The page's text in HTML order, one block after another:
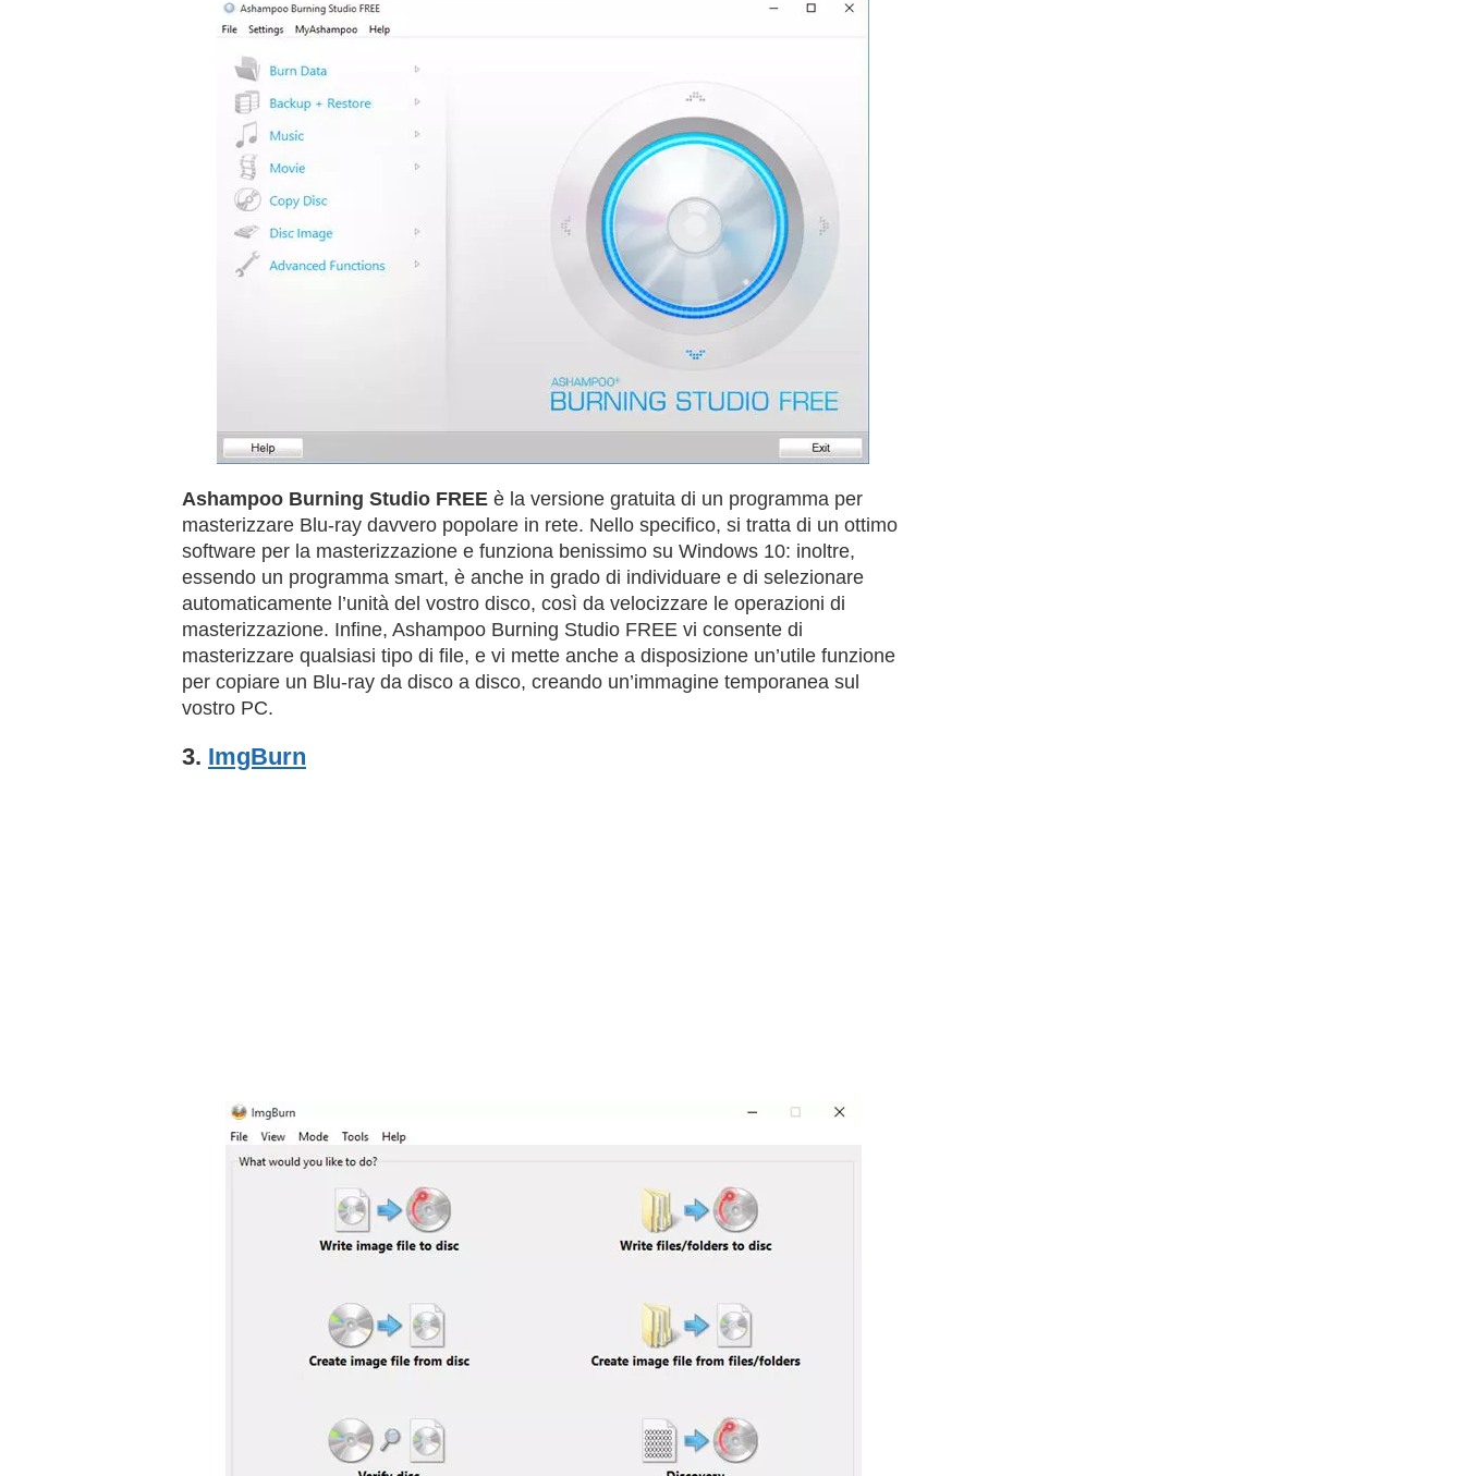
Ashampoo Burning Studio FREE è la versione gratuita di un programma per
masterizzare Blu-ray davvero popolare in rete. Nello specifico, si tratta di un ottimo
software per la masterizzazione e funziona benissimo su Windows 10: inoltre,
essendo un programma smart, è anche in grado di individuare e di selezionare
automaticamente l’unità del vostro disco, così da velocizzare le operazioni di
masterizzazione. Infine, Ashampoo Burning Studio FREE vi consente di
masterizzare qualsiasi tipo di file, e vi mette anche a disposizione un’utile funzione
per copiare un Blu-ray da disco a disco, creando un’immagine temporanea sul
vostro PC.
3. ImgBurn